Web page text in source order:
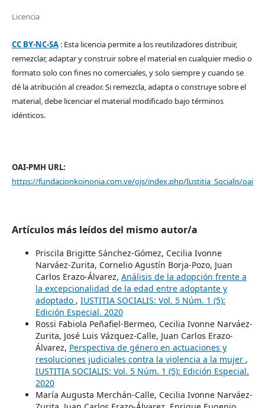
Licencia
CC BY-NC-SA: Esta licencia permite a los reutilizadores distribuir,
remezclar, adaptar y construir sobre el material en cualquier medio o
formato solo con fines no comerciales, y solo siempre y cuando se
dé la atribución al creador. Si remezcla, adapta o construye sobre el
material, debe licenciar el material modificado bajo términos
idénticos.
OAI-PMH URL:
https://fundacionkoinonia.com.ve/ojs/index.php/Iustitia_Socialis/oai
Artículos más leídos del mismo autor/a
Priscila Brigitte Sánchez-Gómez, Cecilia Ivonne
Narváez-Zurita, Cornelio Agustín Borja-Pozo, Juan
Carlos Erazo-Álvarez, Análisis de la adopción frente a
la excepcionalidad de la edad entre adoptante y
adoptado , IUSTITIA SOCIALIS: Vol. 5 Núm. 1 (5):
Edición Especial. 2020
Rossi Fabiola Peñafiel-Bermeo, Cecilia Ivonne Narváez-
Zurita, José Luis Vázquez-Calle, Juan Carlos Erazo-
Álvarez, Perspectiva de género en actuaciones y
resoluciones judiciales contra la violencia a la mujer ,
IUSTITIA SOCIALIS: Vol. 5 Núm. 1 (5): Edición Especial.
2020
María Augusta Merchán-Calle, Cecilia Ivonne Narváez-